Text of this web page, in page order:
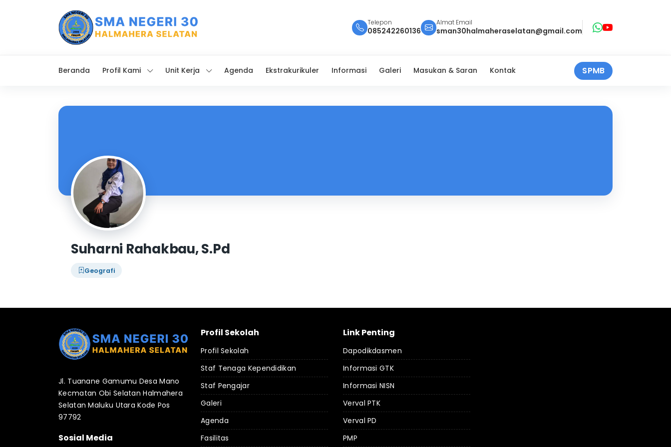
Telepon
085242260136
Almat Email
sman30halmaheraselatan@gmail.com
Beranda Profil Kami Unit Kerja Agenda Ekstrakurikuler Informasi Galeri Masukan & Saran Kontak SPMB
Suharni Rahakbau, S.Pd
Geografi
Jl. Tuanane Gamumu Desa Mano
Kecmatan Obi Selatan Halmahera
Selatan Maluku Utara Kode Pos
97792
Sosial Media
Profil Sekolah
Profil Sekolah
Staf Tenaga Kependidikan
Staf Pengajar
Galeri
Agenda
Fasilitas
Link Penting
Dapodikdasmen
Informasi GTK
Informasi NISN
Verval PTK
Verval PD
PMP